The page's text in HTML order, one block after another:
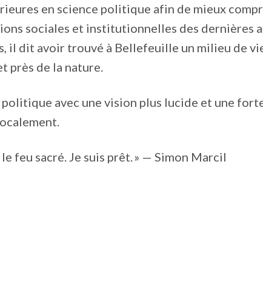
en science politique afin de mieux
sociales et institutionnelles des dernières
il dit avoir trouvé à Bellefeuille un milieu de
près de la nature.
avec une vision plus lucide et une
le feu sacré. Je suis prêt. » — Simon Marcil